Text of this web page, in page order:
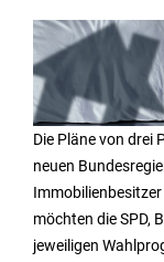
Die Pläne von drei
neuen
möchten die SPD,
jeweiligen